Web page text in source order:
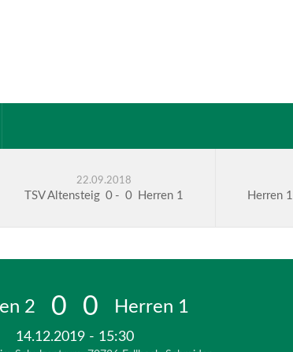
22.09.2018
TSV Altensteig 0 - 0 Herren 1 Herren 1
2 0 0 Herren 1
14.12.2019 - 15:30